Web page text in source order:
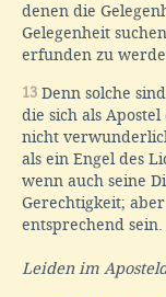
denen die
Gelegenheit
erfunden zu
13 Denn solche
die sich als
nicht
als ein Engel des
wenn auch seine
Gerechtigkeit;
entsprechend sein.
Leiden im